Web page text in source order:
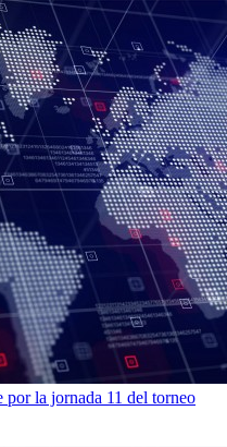
la jornada 11 del torneo